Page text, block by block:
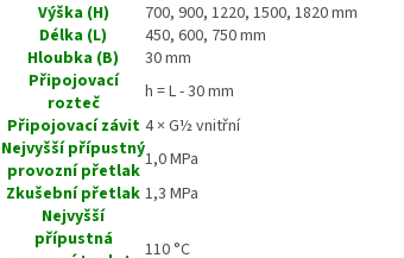
Výška (H)
700, 900, 1220, 1500, 1820 mm
Délka (L)
450, 600, 750 mm
Hloubka (B)
30 mm
Připojovací
rozteč
h = L - 30 mm
Připojovací závit 4 × G½ vnitřní
Nejvyšší přípustný
provozní přetlak 1,0 MPa
Zkušební přetlak 1,3 MPa
Nejvyšší
přípustná
110 °C